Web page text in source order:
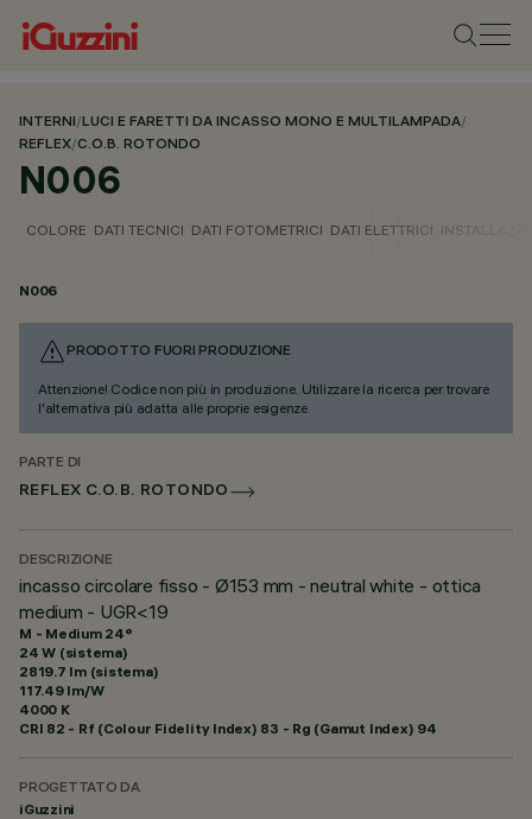
INTERNI/LUCI E FARETTI DA INCASSO MONO E MULTILAMPADA/
REFLEX/C.O.B. ROTONDO
N006
COLORE DATI TECNICI DATI FOTOMETRICI DATI ELETTRICI
N006
PRODOTTO FUORI PRODUZIONE
Attenzione! Codice non più in produzione. Utilizzare la ricerca per trovare
l'alternativa più adatta alle proprie esigenze.
PARTE DI
REFLEX C.O.B. ROTONDO
DESCRIZIONE
incasso circolare fisso - Ø153 mm - neutral white - ottica
medium - UGR<19
M - Medium 24°
24 W (sistema)
2819.7 lm (sistema)
117.49 lm/W
4000 K
CRI 82 - Rf (Colour Fidelity Index) 83 - Rg (Gamut Index) 94
PROGETTATO DA
iGuzzini